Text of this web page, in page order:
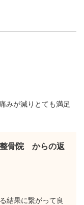
みが減りとても満足
骨院 からの返
結果に繋がって良